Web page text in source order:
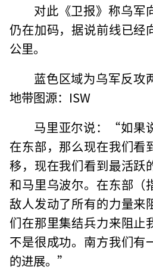
对此《卫报》称乌军
仍在加码，据说前线已经
公里。
蓝色区域为乌军反攻
地带图源：ISW
马里亚尔说：“如果
在东部，那么现在我们看
移，现在我们看到最活跃
和马里乌波尔。在东部（
敌人发动了所有的力量来
们在那里集结兵力来阻止
不是很成功。南方我们有
的进展。”